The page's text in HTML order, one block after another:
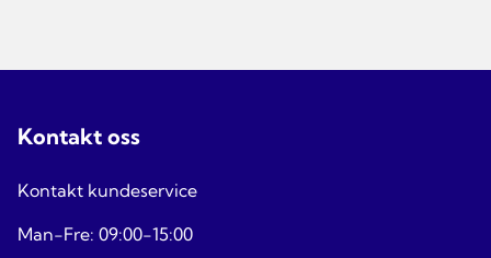
Kontakt oss
Kontakt kundeservice
Man-Fre: 09:00-15:00